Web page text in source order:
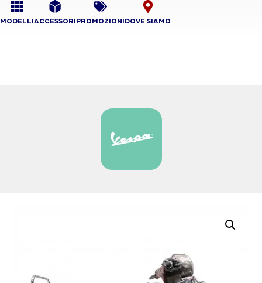
MODELLIACCESSORIPROMOZIONIDOVE SIAMO